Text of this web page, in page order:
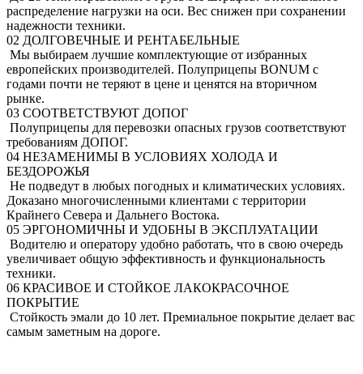
распределение нагрузки на оси. Вес снижен при сохранении
надежности техники.
02 ДОЛГОВЕЧНЫЕ И РЕНТАБЕЛЬНЫЕ
Мы выбираем лучшие комплектующие от избранных
европейских производителей. Полуприцепы BONUM с
годами почти не теряют в цене и ценятся на вторичном
рынке.
03 СООТВЕТСТВУЮТ ДОПОГ
Полуприцепы для перевозки опасных грузов соответствуют
требованиям ДОПОГ.
04 НЕЗАМЕНИМЫ В УСЛОВИЯХ ХОЛОДА И
БЕЗДОРОЖЬЯ
Не подведут в любых погодных и климатических условиях.
Доказано многочисленными клиентами с территории
Крайнего Севера и Дальнего Востока.
05 ЭРГОНОМИЧНЫ И УДОБНЫ В ЭКСПЛУАТАЦИИ
Водителю и оператору удобно работать, что в свою очередь
увеличивает общую эффективность и функциональность
техники.
06 КРАСИВОЕ И СТОЙКОЕ ЛАКОКРАСОЧНОЕ
ПОКРЫТИЕ
Стойкость эмали до 10 лет. Премиальное покрытие делает вас
самым заметным на дороге.